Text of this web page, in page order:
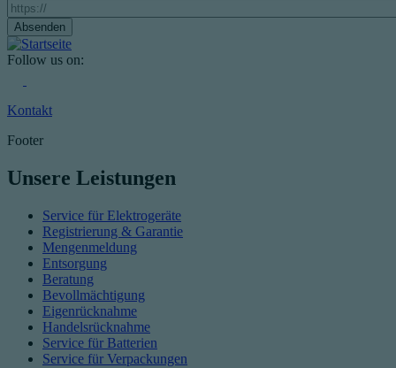
Follow us on:
Kontakt
Footer
Unsere Leistungen
Service für Elektrogeräte
Registrierung & Garantie
Mengenmeldung
Entsorgung
Beratung
Bevollmächtigung
Eigenrücknahme
Handelsrücknahme
Service für Batterien
Service für Verpackungen